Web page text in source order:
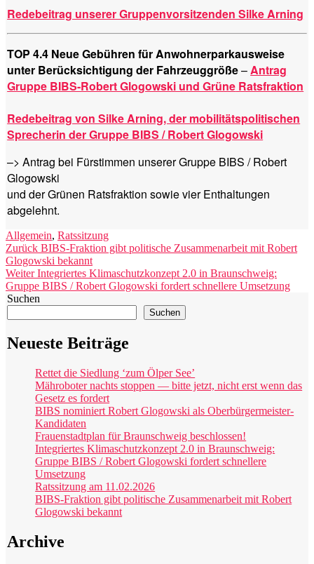
Redebeitrag unserer Gruppenvorsitzenden Silke Arning
TOP 4.4 Neue Gebühren für Anwohnerparkausweise
unter Berücksichtigung der Fahrzeuggröße–Antrag
Gruppe BIBS-Robert Glogowski und Grüne Ratsfraktion
Redebeitrag von Silke Arning, der mobilitätspolitischen
Sprecherin der Gruppe BIBS / Robert Glogowski
–> Antrag bei Fürstimmen unserer Gruppe BIBS / Robert
Glogowski
und der Grünen Ratsfraktion sowie vier Enthaltungen
abgelehnt.
Kategorien
Allgemein, Ratssitzung
Beitragsnavigation
Zurück Vorheriger
Beitrag:
BIBS-Fraktion gibt politische Zusammenarbeit mit Robert
Glogowski bekannt
Weiter Nächster
Beitrag:
Integriertes Klimaschutzkonzept 2.0 in Braunschweig:
Gruppe BIBS / Robert Glogowski fordert schnellere Umsetzung
Suchen
Suchen
Neueste Beiträge
Rettet die Siedlung ‘zum Ölper See’
Mähroboter nachts stoppen — bitte jetzt, nicht erst wenn das
Gesetz es fordert
BIBS nominiert Robert Glogowski als Oberbürgermeister-
Kandidaten
Frauenstadtplan für Braunschweig beschlossen!
Integriertes Klimaschutzkonzept 2.0 in Braunschweig:
Gruppe BIBS / Robert Glogowski fordert schnellere
Umsetzung
Ratssitzung am 11.02.2026
BIBS-Fraktion gibt politische Zusammenarbeit mit Robert
Glogowski bekannt
Archive